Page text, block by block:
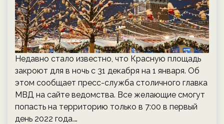
Недавно стало известно, что Красную площадь
закроют для в ночь с 31 декабря на 1 января. Об
этом сообщает пресс-служба столичного главка
МВД на сайте ведомства. Все желающие смогут
попасть на территорию только в 7:00 в первый
день 2022 года.…